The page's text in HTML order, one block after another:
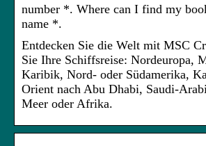
number *. Where can I find my
name *.
Entdecken Sie die Welt mit MSC
Sie Ihre Schiffsreise: Nordeuropa,
Karibik, Nord- oder Südamerika,
Orient nach Abu Dhabi, Saudi-
Meer oder Afrika.